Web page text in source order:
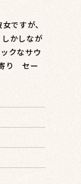
ですが、
かしなが
クなサウ
り セー